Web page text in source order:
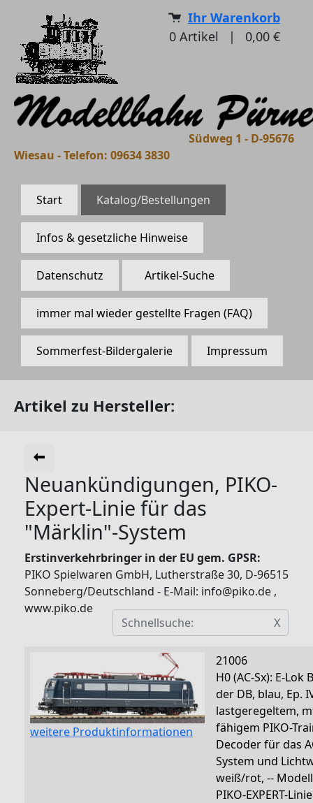
Südweg 1 - D-95676
Wiesau - Telefon: 09634 3830
Ihr Warenkorb
0Artikel | 0,00 €
Start Katalog/Bestellungen
Infos & gesetzliche Hinweise
Datenschutz Artikel-Suche
immer mal wieder gestellte Fragen (FAQ)
Sommerfest-Bildergalerie Impressum
Artikel zu Hersteller:
Neuankündigungen, PIKO-
Expert-Linie für das
"Märklin"-System
Erstinverkehrbringer in der EU gem. GPSR:
PIKO Spielwaren GmbH, Lutherstraße 30, D-96515
Sonneberg/Deutschland - E-Mail: info@piko.de ,
www.piko.de
X
weitere Produktinformationen
21006
H0 (AC-Sx): E-Lok
der DB, blau, Ep.
lastgeregeltem,
fähigem PIKO-
Decoder für das
System und
weiß/rot, --
PIKO-EXPERT-Linie